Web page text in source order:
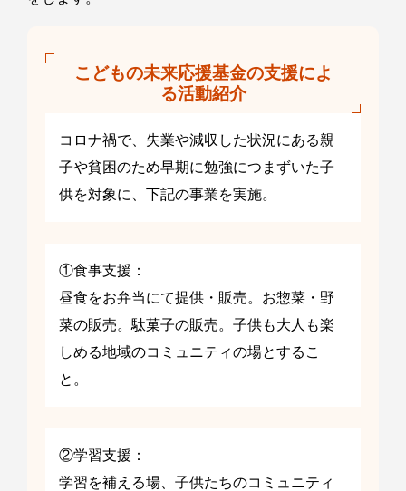
こどもの未来応援基金の支援によ
る活動紹介
コロナ禍で、失業や減収した状況にある親
子や貧困のため早期に勉強につまずいた子
供を対象に、下記の事業を実施。
①食事支援：
昼食をお弁当にて提供・販売。お惣菜・野
菜の販売。駄菓子の販売。子供も大人も楽
しめる地域のコミュニティの場とするこ
と。
②学習支援：
学習を補える場、子供たちのコミュニティ